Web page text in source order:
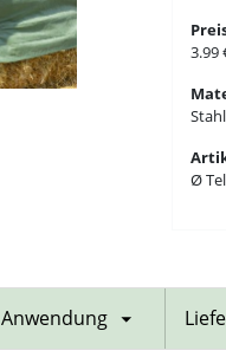
3.99
Stahl
Ø
Anwendung